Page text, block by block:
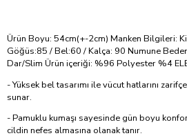
Ürün Boyu: 54cm(+-2cm) Manken Bilgileri:
Göğüs:85 / Bel:60 / Kalça: 90 Numune
Dar/Slim Ürün içeriği: %96 Polyester %4
- Yüksek bel tasarımı ile vücut hatlarını
sunar.
- Pamuklu kumaşı sayesinde gün boyu
cildin nefes almasına olanak tanır.